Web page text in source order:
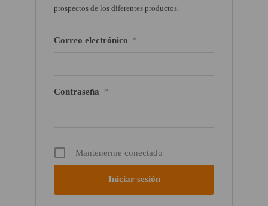
prospectos de los diferentes productos.
Correo electrónico *
Contraseña *
Mantenerme conectado